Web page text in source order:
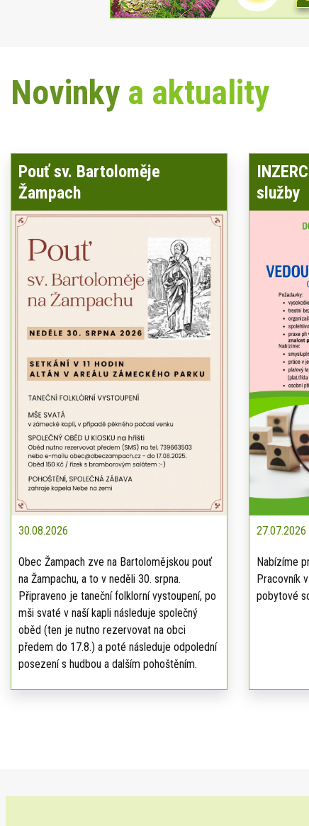
Novinky a aktuality
Pouť sv. Bartoloměje
Žampach
30.08.2026
Obec Žampach zve na Bartolomějskou pouť
na Žampachu, a to v neděli 30. srpna.
Připraveno je taneční folklorní vystoupení, po
mši svaté v naší kapli následuje společný
oběd (ten je nutno rezervovat na obci
předem do 17.8.) a poté následuje odpolední
posezení s hudbou a dalším pohoštěním.
služby
27.07.2026
Nabízíme
Pracovník
pobytové